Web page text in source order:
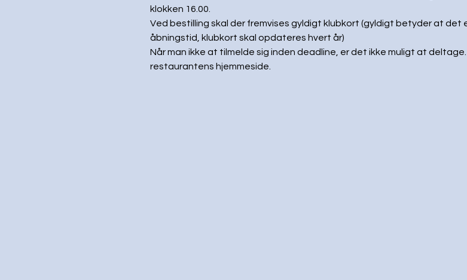
klokken 16.00.
Ved bestilling skal der fremvises gyldigt klubkort (gyldigt betyder at
åbningstid, klubkort skal opdateres hvert år)
Når man ikke at tilmelde sig inden deadline, er det ikke muligt at deltage.
restaurantens hjemmeside.